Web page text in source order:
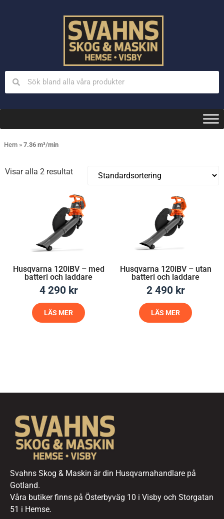
Hem » 7.36 m³/min
Visar alla 2 resultat
Husqvarna 120iBV – med
batteri och laddare
4 290 kr
LÄS MER
Husqvarna 120iBV – utan
batteri och laddare
2 490 kr
LÄS MER
Svahns Skog & Maskin är din Husqvarnahandlare på
Gotland.
Våra butiker finns på Österbyväg 10 i Visby och Storgatan
51 i Hemse.